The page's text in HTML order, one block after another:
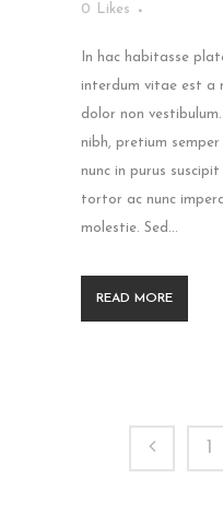
0
Likes
In hac habitasse
interdum vitae est a
dolor non
nibh, pretium
nunc in purus
tortor ac nunc
molestie. Sed...
READ MORE
1